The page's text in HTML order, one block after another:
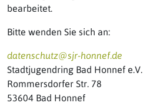
bearbeitet.
Bitte wenden Sie sich an:
datenschutz@sjr-honnef.de
Stadtjugendring Bad Honnef e.V.
Rommersdorfer Str. 78
53604 Bad Honnef